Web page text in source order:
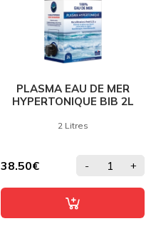
PLASMA EAU DE MER
HYPERTONIQUE BIB 2L
2 Litres
38.50€ - +